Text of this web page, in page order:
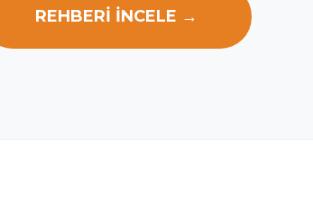
REHBERİ İNCELE →